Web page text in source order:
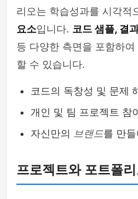
리오는 학습성과를 시각적
요소입니다. 코드 샘플, 결
등 다양한 측면을 포함하
할 수 있습니다.
코드의 독창성 및 문제
개인 및 팀 프로젝트 참
자신만의 브랜드를 만
프로젝트와 포트폴리